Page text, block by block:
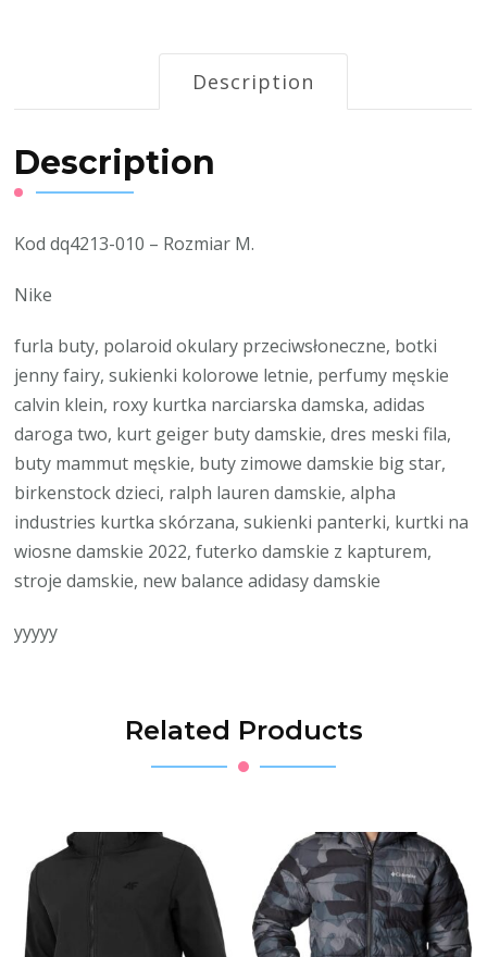
Description
Description
Kod dq4213-010 – Rozmiar M.
Nike
furla buty, polaroid okulary przeciwsłoneczne, botki
jenny fairy, sukienki kolorowe letnie, perfumy męskie
calvin klein, roxy kurtka narciarska damska, adidas
daroga two, kurt geiger buty damskie, dres meski fila,
buty mammut męskie, buty zimowe damskie big star,
birkenstock dzieci, ralph lauren damskie, alpha
industries kurtka skórzana, sukienki panterki, kurtki na
wiosne damskie 2022, futerko damskie z kapturem,
stroje damskie, new balance adidasy damskie
yyyyy
Related Products